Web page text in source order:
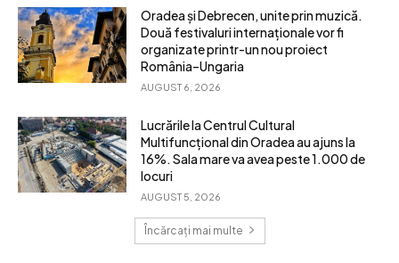
Oradea și Debrecen, unite prin muzică.
Două festivaluri internaționale vor fi
organizate printr-un nou proiect
România–Ungaria
AUGUST 6, 2026
Lucrările la Centrul Cultural
Multifuncțional din Oradea au ajuns la
16%. Sala mare va avea peste 1.000 de
locuri
AUGUST 5, 2026
Încărcați mai multe